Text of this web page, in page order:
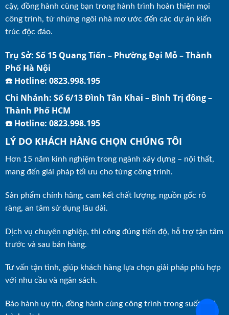
cậy, đồng hành cùng bạn trong hành trình hoàn thiện mọi
công trình, từ những ngôi nhà mơ ước đến các dự án kiến
trúc độc đáo.
Trụ Sở: Số 15 Quang Tiến – Phường Đại Mỗ – Thành
Phố Hà Nội
☎️ Hotline: 0823.998.195
Chi Nhánh: Số 6/13 Đình Tân Khai – Bình Trị đông –
Thành Phố HCM
☎️ Hotline: 0823.998.195
LÝ DO KHÁCH HÀNG CHỌN CHÚNG TÔI
Hơn 15 năm kinh nghiệm trong ngành xây dựng – nội thất,
mang đến giải pháp tối ưu cho từng công trình.
Sản phẩm chính hãng, cam kết chất lượng, nguồn gốc rõ
ràng, an tâm sử dụng lâu dài.
Dịch vụ chuyên nghiệp, thi công đúng tiến độ, hỗ trợ tận tâm
trước và sau bán hàng.
Tư vấn tận tình, giúp khách hàng lựa chọn giải pháp phù hợp
với nhu cầu và ngân sách.
Bảo hành uy tín, đồng hành cùng công trình trong suốt quá